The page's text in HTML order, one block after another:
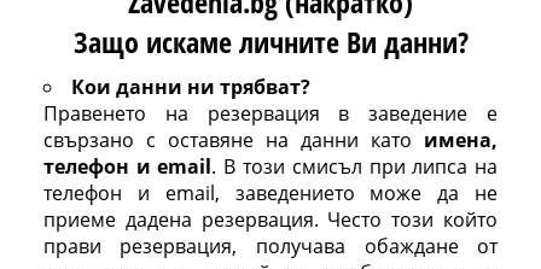
Защо искаме личните Ви данни?
Кои данни ни трябват?
Правенето на резервация в заведение е
свързано с оставяне на данни като имена,
телефон и email. В този смисъл при липса на
телефон и email, заведението може да не
приеме дадена резервация. Често този който
прави резервация, получава обаждане от